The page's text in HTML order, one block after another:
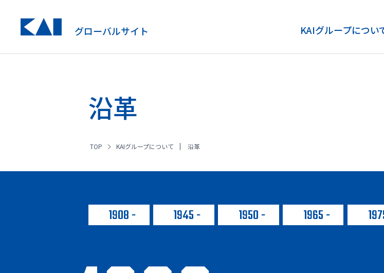
グローバルサイト KAIグループについ
沿革
TOP KAIグループについて 沿革
1908 1945 1950 1965